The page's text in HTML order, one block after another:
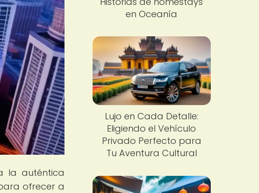
la auténtica
ofrecer a
en Oceanía
Lujo en Cada Detalle:
Eligiendo el Vehículo
Privado Perfecto para
Tu Aventura Cultural